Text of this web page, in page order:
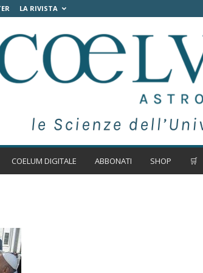
LA RIVISTA
COELUM DIGITALE ABBONATI SHOP 🛒